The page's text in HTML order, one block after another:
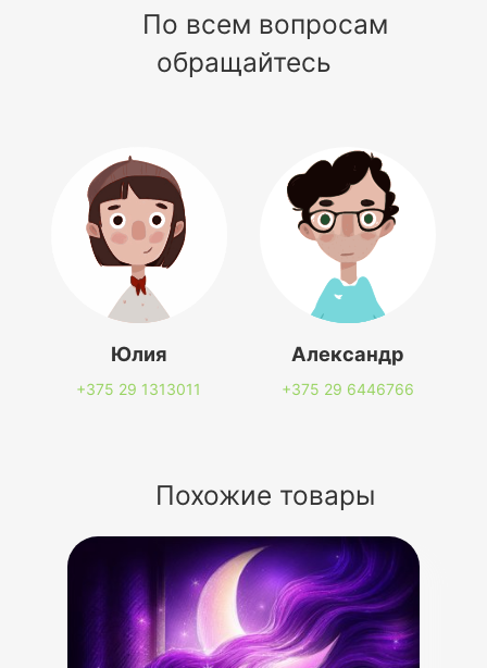
По всем вопросам
обращайтесь
Юлия
+375 29 1313011
Александр
+375 29 6446766
Похожие товары